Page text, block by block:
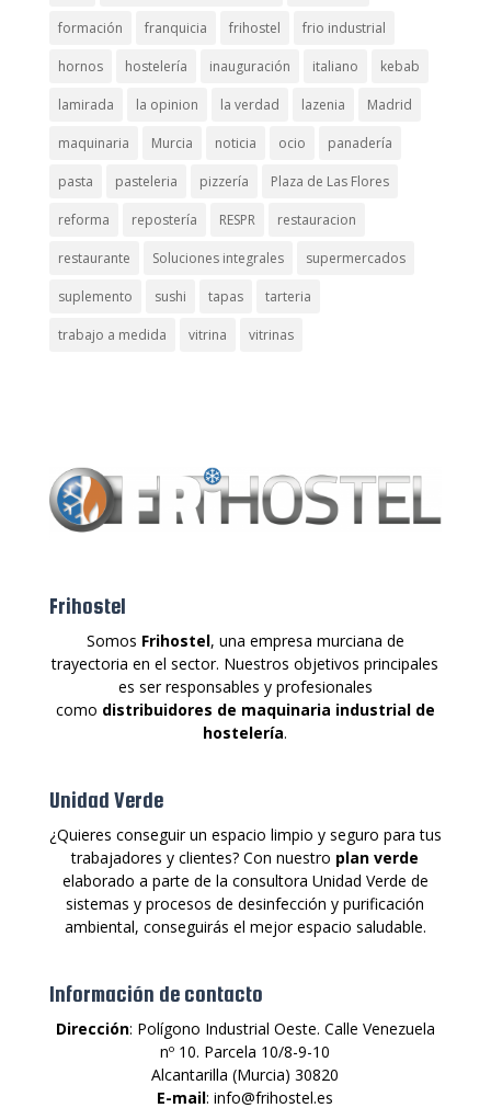
formación franquicia frihostel frio industrial
hornos hostelería inauguración italiano kebab
lamirada la opinion la verdad lazenia Madrid
maquinaria Murcia noticia ocio panadería
pasta pasteleria pizzería Plaza de Las Flores
reforma repostería RESPR restauracion
restaurante Soluciones integrales supermercados
suplemento sushi tapas tarteria
trabajo a medida vitrina vitrinas
Frihostel
Somos Frihostel, una empresa murciana de
trayectoria en el sector. Nuestros objetivos principales
es ser responsables y profesionales
como distribuidores de maquinaria industrial de
hostelería.
Unidad Verde
¿Quieres conseguir un espacio limpio y seguro para tus
trabajadores y clientes? Con nuestro plan verde
elaborado a parte de la consultora Unidad Verde de
sistemas y procesos de desinfección y purificación
ambiental, conseguirás el mejor espacio saludable.
Información de contacto
Dirección: Polígono Industrial Oeste. Calle Venezuela
nº 10. Parcela 10/8-9-10
Alcantarilla (Murcia) 30820
E-mail: info@frihostel.es